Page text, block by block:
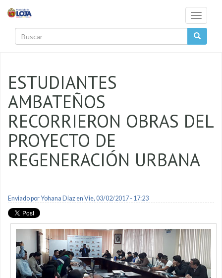
Toggle
ESTUDIANTES
AMBATEÑOS
RECORRIERON OBRAS DEL
PROYECTO DE
REGENERACIÓN URBANA
Enviado porYohana Diazen Vie, 03/02/2017 - 17:23